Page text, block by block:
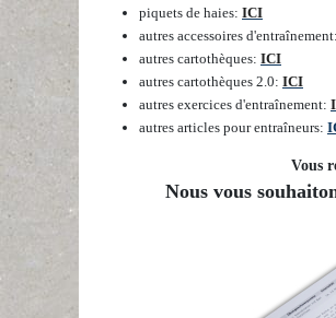
piquets de haies: ICI
autres accessoires d'entraînement:
autres cartothèques: ICI
autres cartothèques 2.0: ICI
autres exercices d'entraînement:
autres articles pour entraîneurs:
Vous
Nous vous